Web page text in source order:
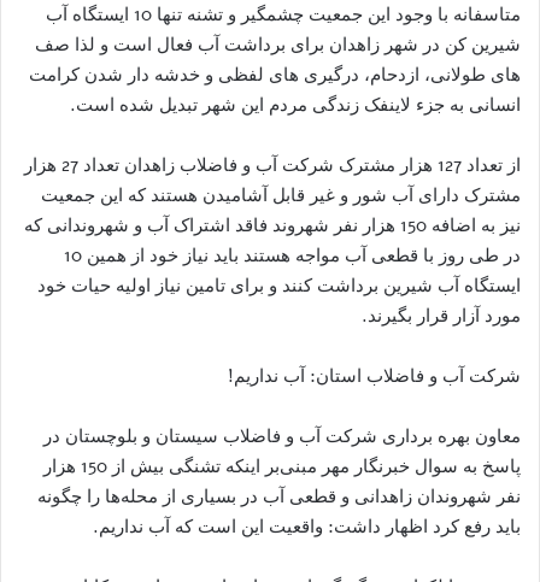
متاسفانه با وجود این جمعیت چشمگیر و تشنه تنها 10 ایستگاه آب
شیرین کن در شهر زاهدان برای برداشت آب فعال است و لذا صف
های طولانی، ازدحام، درگیری های لفظی و خدشه دار شدن کرامت
انسانی به جزء لاینفک زندگی مردم این شهر تبدیل شده است.
از تعداد 127 هزار مشترک شرکت آب و فاضلاب زاهدان تعداد 27 هزار
مشترک دارای آب شور و غیر قابل آشامیدن هستند که این جمعیت
نیز به اضافه 150 هزار نفر شهروند فاقد اشتراک آب و شهروندانی که
در طی روز با قطعی آب مواجه هستند باید نیاز خود از همین 10
ایستگاه آب شیرین برداشت کنند و برای تامین نیاز اولیه حیات خود
مورد آزار قرار بگیرند.
شرکت آب و فاضلاب استان: آب نداریم!
معاون بهره برداری شرکت آب و فاضلاب سیستان و بلوچستان در
پاسخ به سوال خبرنگار مهر مبنی‌بر اینکه تشنگی بیش از 150 هزار
نفر شهروندان زاهدانی و قطعی آب در بسیاری از محله‌ها را چگونه
باید رفع کرد اظهار داشت: واقعیت این است که آب نداریم.